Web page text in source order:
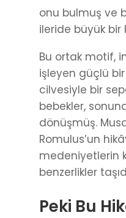
onu bulmuş ve
ileride büyük bir
Bu ortak motif,
işleyen güçlü
cilvesiyle bir
bebekler,
dönüşmüş.
Romulus’un
medeniyetlerin
benzerlikler
Peki Bu